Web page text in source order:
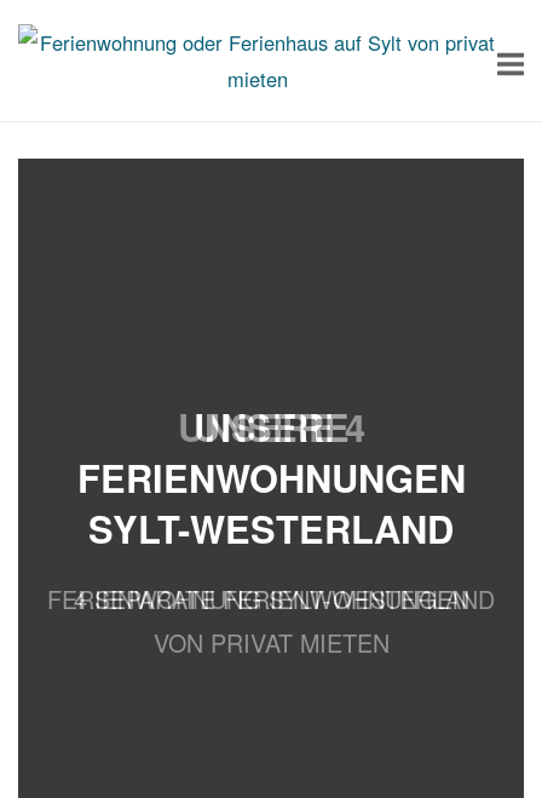
Skip
Home
UNSERE 4
FERIENWOHNUNGEN
SYLT-WESTERLAND
FERIENWOHNUNG SYLT-WESTERLAND
VON PRIVAT MIETEN
UNSERE
FERIENWOHNUNGEN
SYLT-WESTERLAND
4 SEPARATE FERIENWOHNUNGEN